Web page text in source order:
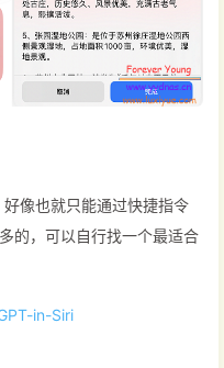
像也就只能通过快捷指令
的，可以自行找一个最适合
in-Siri